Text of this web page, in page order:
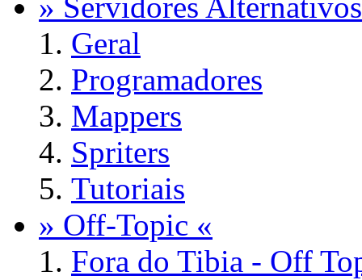
» Servidores
Geral
Programadores
Mappers
Spriters
Tutoriais
» Off-Topic «
Fora do Tibia - Off